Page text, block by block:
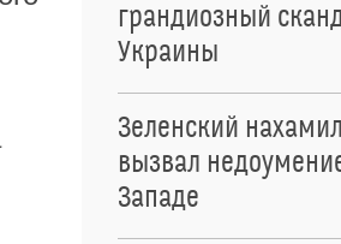
грандиозный
Украины
Зеленский
вызвал
Западе